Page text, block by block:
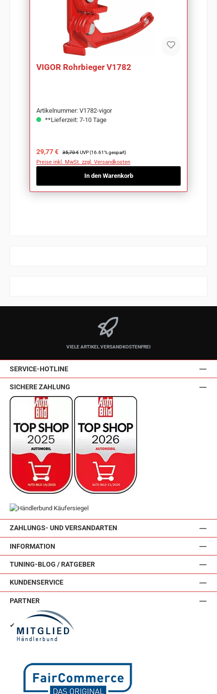
VIGOR Rohrbieger V1782
Artikelnummer: V1782-vigor
**Lieferzeit: 7-10 Tage
Verkaufspreis:
29,77 € Regulärer Preis:
35,70 € UVP (16.61% gespart)
Preise inkl. MwSt. zzgl. Versandkosten
In den Warenkorb
VIELE ARTIKEL VERSANDKOSTENFREI
SERVICE-HOTLINE
ZAHLUNGS- UND VERSANDARTEN
INFORMATION
TUNING-BLOG / RATGEBER
KUNDENSERVICE
SICHERE ZAHLUNG
PARTNER
✔